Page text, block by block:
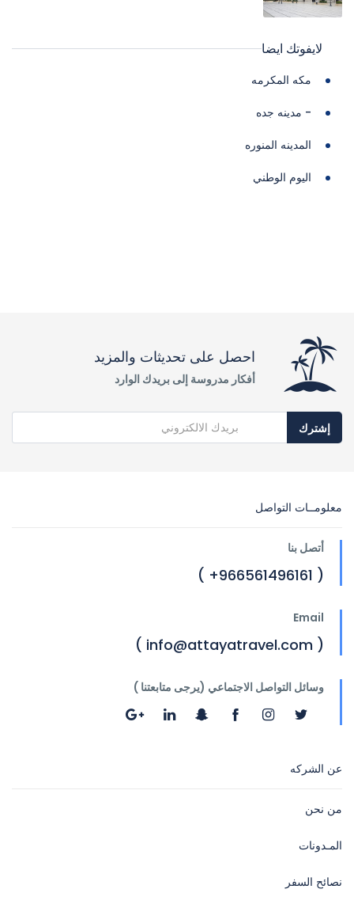
لايفوتك ايضا
مكه المكرمه
- مدينه جده
المدينه المنوره
اليوم الوطني
احصل على تحديثات والمزيد
أفكار مدروسة إلى بريدك الوارد
إشترك
معلومــات التواصل
أتصل بنا
( 966561496161+ )
Email
( info@attayatravel.com )
وسائل التواصل الاجتماعي (يرجى متابعتنا )
عن الشركه
من نحن
المـدونات
نصائح السفر